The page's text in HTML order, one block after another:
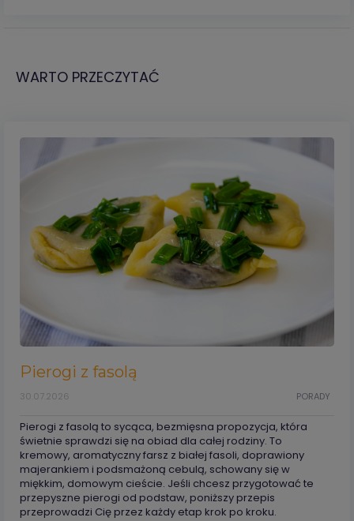
WARTO PRZECZYTAĆ
Pierogi z fasolą
PORADY
30.07.2026
Pierogi z fasolą to sycąca, bezmięsna propozycja, która
świetnie sprawdzi się na obiad dla całej rodziny. To
kremowy, aromatyczny farsz z białej fasoli, doprawiony
majerankiem i podsmażoną cebulą, schowany się w
miękkim, domowym cieście. Jeśli chcesz przygotować te
przepyszne pierogi od podstaw, poniższy przepis
przeprowadzi Cię przez każdy etap krok po kroku.